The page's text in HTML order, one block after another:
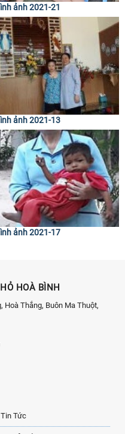
ảnh 2021-21
ảnh 2021-13
ảnh 2021-17
HOÀ BÌNH
Hoà Thắng, Buôn Ma Thuột,
Tin Tức